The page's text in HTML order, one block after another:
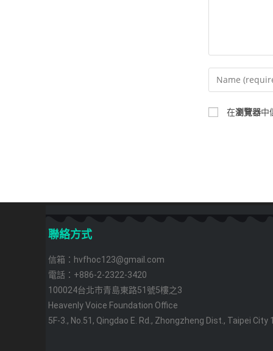
在瀏覽器中
聯絡方式
信箱：hvfhoc123@gmail.com
電話：+886-2-2322-3420
100024台北市青島東路51號5樓之3
Heavenly Voice Foundation Office
5F-3., No.51, Qingdao E. Rd., Zhongzheng Dist., Taipei City